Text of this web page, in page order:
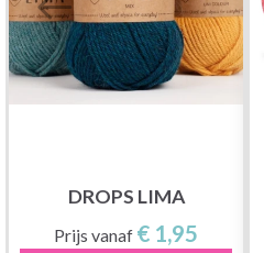
DROPS LIMA
Prijs vanaf € 1,95